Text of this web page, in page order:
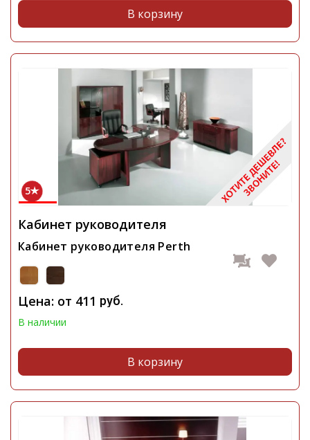
В корзину
5
Кабинет руководителя
Кабинет руководителя Perth
Цена: от 411 руб.
В наличии
В корзину